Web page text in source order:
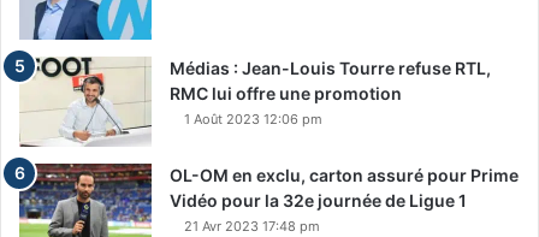
Médias : Jean-Louis Tourre refuse RTL,
RMC lui offre une promotion
1 Août 2023 12:06 pm
OL-OM en exclu, carton assuré pour Prime
Vidéo pour la 32e journée de Ligue 1
21 Avr 2023 17:48 pm